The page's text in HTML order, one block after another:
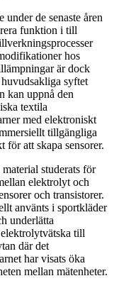
under de senaste åren
funktion i till
hos
är dock
syftet
kan uppnå den
textila
med elektroniskt
tillgängliga
för att skapa sensorer.
studerats för
elektrolyt och
och transistorer.
använts i sportkläder
underlätta
till
där det
har visats öka
mellan mätenheter.